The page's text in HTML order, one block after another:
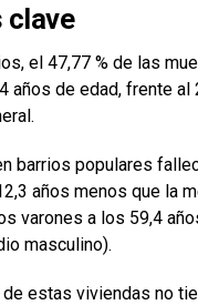
clave
el 47,77 % de las
años de edad, frente al
barrios populares
años menos que la
varones a los 59,4
masculino).
estas viviendas no